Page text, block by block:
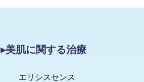
▸美肌に関する治療
エリシスセンス